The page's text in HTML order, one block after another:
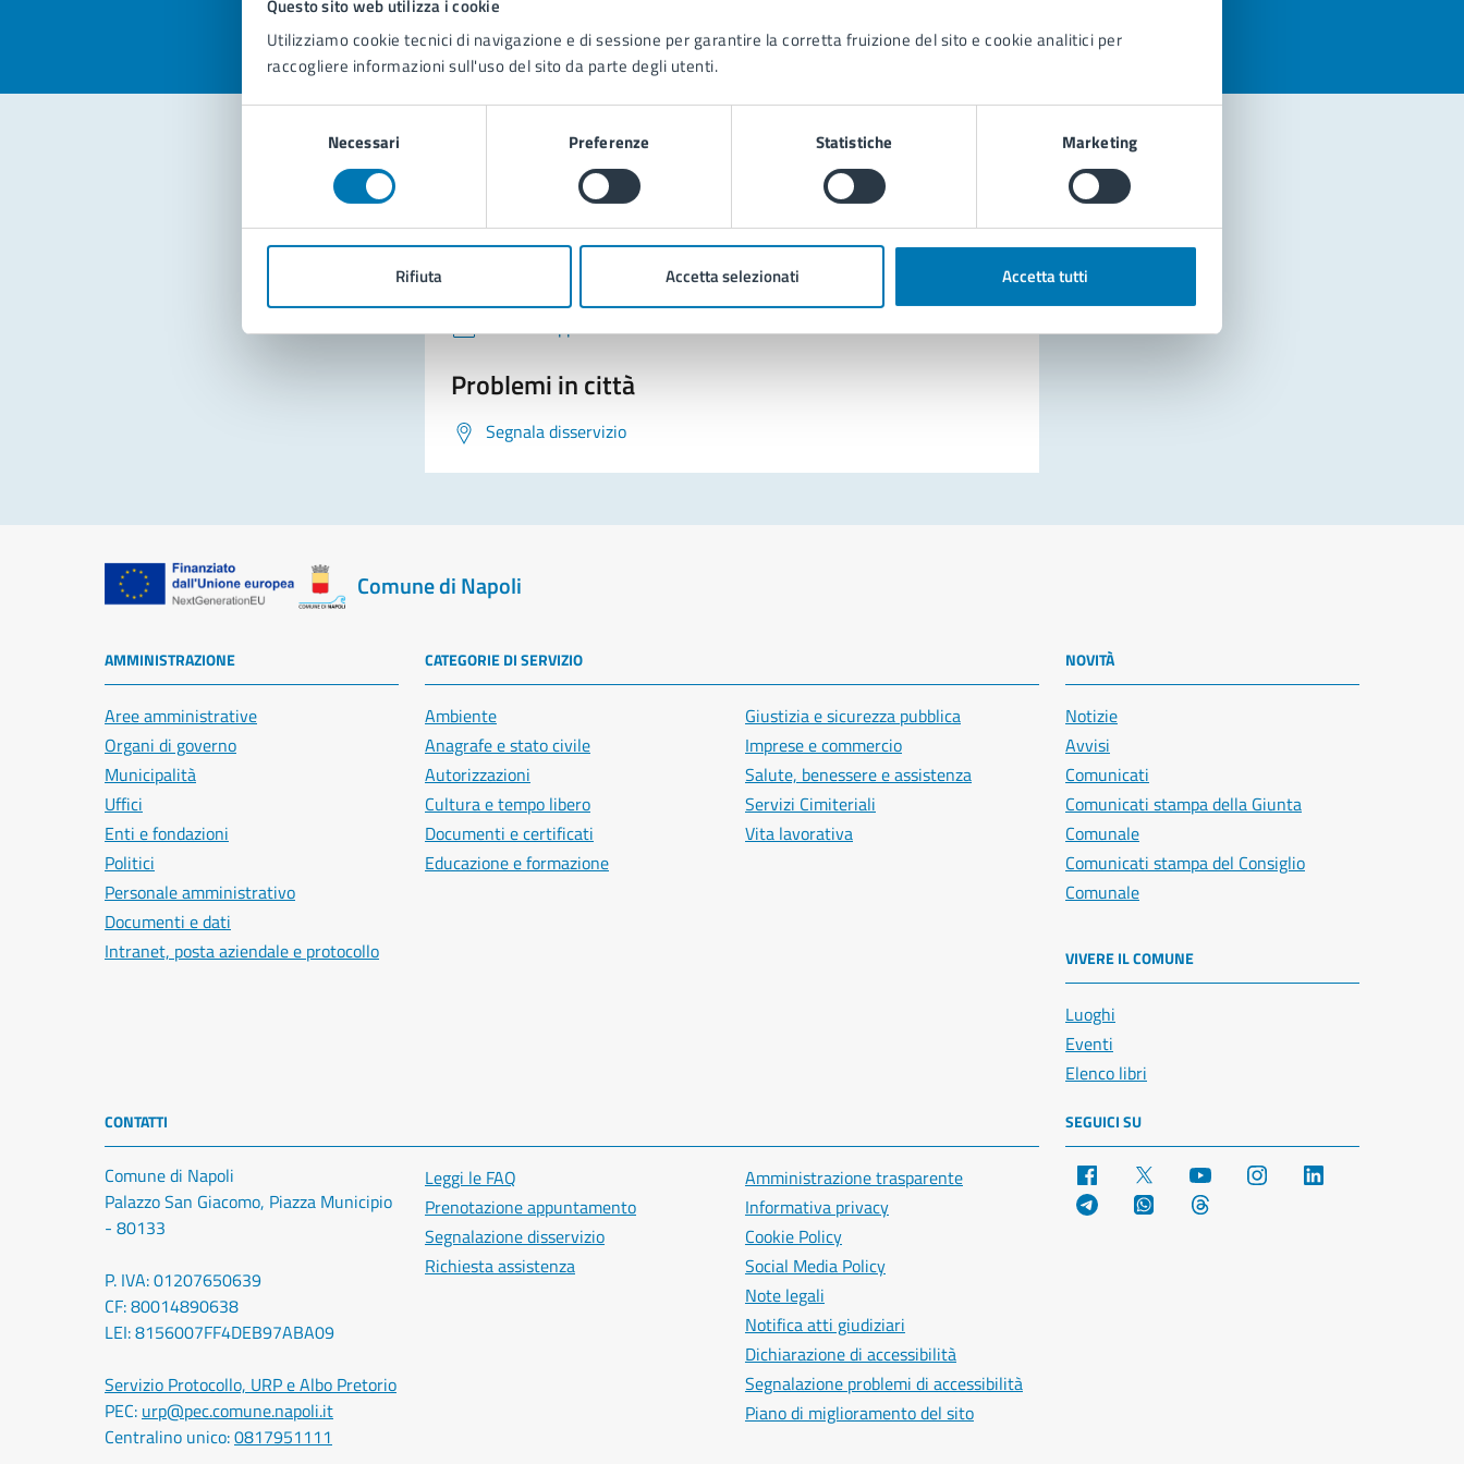
Questo sito web utilizza i cookie
Utilizziamo cookie tecnici di navigazione e di sessione per garantire la corretta fruizione del sito e cookie analitici per
raccogliere informazioni sull'uso del sito da parte degli utenti.
Necessari Preferenze Statistiche Marketing
Rifiuta Accetta selezionati Accetta tutti
Contatta il comune
Leggi le domande frequenti
Prenota appuntamento
Problemi in città
Segnala disservizio
Comune di Napoli
AMMINISTRAZIONE
Aree amministrative
Organi di governo
Municipalità
Uffici
Enti e fondazioni
Politici
Personale amministrativo
Documenti e dati
Intranet, posta aziendale e protocollo
CATEGORIE DI SERVIZIO
Ambiente
Anagrafe e stato civile
Autorizzazioni
Cultura e tempo libero
Documenti e certificati
Educazione e formazione
Giustizia e sicurezza pubblica
Imprese e commercio
Salute, benessere e assistenza
Servizi Cimiteriali
Vita lavorativa
NOVITÀ
Notizie
Avvisi
Comunicati
Comunicati stampa della Giunta
Comunale
Comunicati stampa del Consiglio
Comunale
VIVERE IL COMUNE
Luoghi
Eventi
Elenco libri
CONTATTI
Comune di Napoli
Palazzo San Giacomo, Piazza Municipio
- 80133
P. IVA: 01207650639
CF: 80014890638
LEI: 8156007FF4DEB97ABA09
Servizio Protocollo, URP e Albo Pretorio
PEC: urp@pec.comune.napoli.it
Centralino unico:0817951111
Leggi le FAQ
Prenotazione appuntamento
Segnalazione disservizio
Richiesta assistenza
Amministrazione trasparente
Informativa privacy
Cookie Policy
Social Media Policy
Note legali
Notifica atti giudiziari
Dichiarazione di accessibilità
Segnalazione problemi di accessibilità
Piano di miglioramento del sito
SEGUICI SU
Facebook YouTube Instagram
Telegram WhatsApp